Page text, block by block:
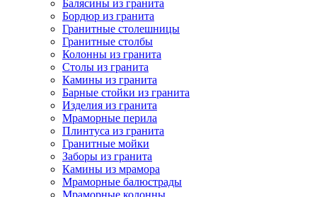
Балясины из гранита
Бордюр из гранита
Гранитные столешницы
Гранитные столбы
Колонны из гранита
Столы из гранита
Камины из гранита
Барные стойки из гранита
Изделия из гранита
Мраморные перила
Плинтуса из гранита
Гранитные мойки
Заборы из гранита
Камины из мрамора
Мраморные балюстрады
Мраморные колонны